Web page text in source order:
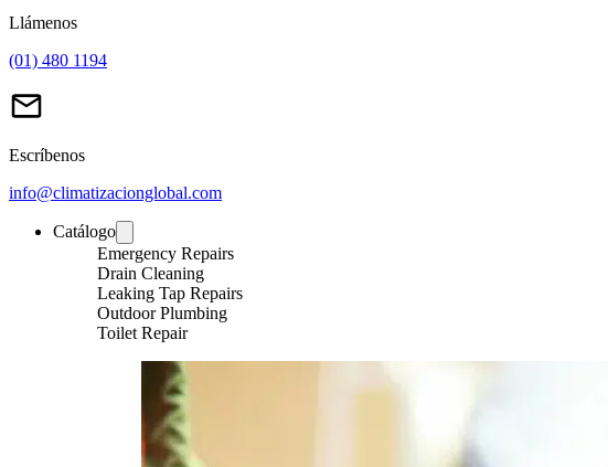
Llámenos
(01) 480 1194
Escríbenos
info@climatizacionglobal.com
Catálogo
Emergency Repairs
Drain Cleaning
Leaking Tap Repairs
Outdoor Plumbing
Toilet Repair